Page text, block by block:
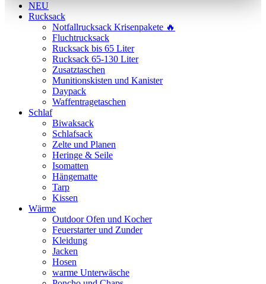
NEU
Rucksack
Notfallrucksack Krisenpakete 🔥
Fluchtrucksack
Rucksack bis 65 Liter
Rucksack 65-130 Liter
Zusatztaschen
Munitionskisten und Kanister
Daypack
Waffentragetaschen
Schlaf
Biwaksack
Schlafsack
Zelte und Planen
Heringe & Seile
Isomatten
Hängematte
Tarp
Kissen
Wärme
Outdoor Ofen und Kocher
Feuerstarter und Zunder
Kleidung
Jacken
Hosen
warme Unterwäsche